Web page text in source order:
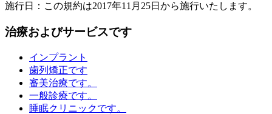
施行日：この規約は2017年11月25日から施行いたします。
治療およびサービスです
インプラント
歯列矯正です
審美治療です。
一般診療です。
睡眠クリニックです。